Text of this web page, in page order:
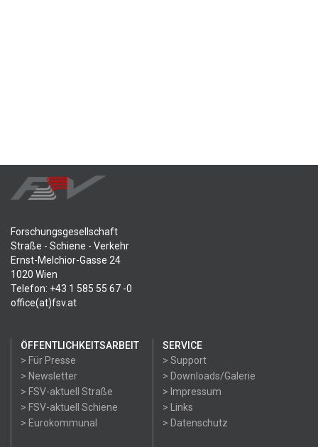
Forschungsgesellschaft
Straße - Schiene - Verkehr
Ernst-Melchior-Gasse 24
1020 Wien
Telefon: +43 1 585 55 67 -0
office(at)fsv.at
ÖFFENTLICHKEITSARBEIT
> Für Presse
> Newsletter
> FSV-aktuell Straße
> FSV-aktuell Schiene
> Eurokommunal
SERVICE
> Support
> Downloads/Galerie
> Impressum
> Links
> Datenschutz